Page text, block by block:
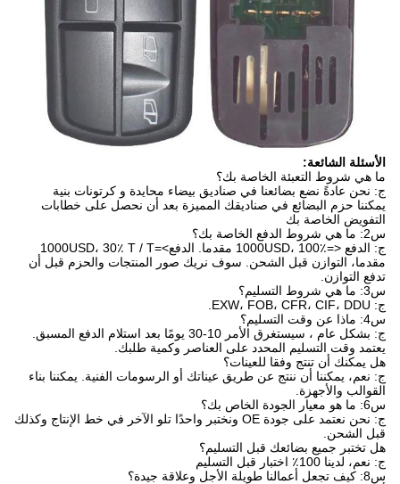
الأسئلة الشائعة:
ما هي شروط التعبئة الخاصة بك؟
ج: نحن عادةً نضع بضائعنا في صناديق بيضاء محايدة و كرتونات بنية
يمكننا حزم البضائع في صناديقك المميزة بعد أن نحصل على خطابات
التفويض الخاصة بك
س2: ما هي شروط الدفع الخاصة بك؟
ج: الدفع <=1000USD، 100٪ مقدما. الدفع>=1000USD، 30٪ T / T
مقدما، التوازن قبل الشحن. سوف نريك صور المنتجات والحزم قبل أن
تدفع التوازن.
س3: ما هي شروط التسليم؟
ج: EXW، FOB، CFR، CIF، DDU.
س4: ماذا عن وقت التسليم؟
ج: بشكل عام ، سيستغرق الأمر 10-30 يومًا بعد استلام الدفع المسبق.
يعتمد وقت التسليم المحدد على العناصر وكمية طلبك.
هل يمكنك أن تنتج وفقا للعينات؟
ج: نعم، يمكننا أن ننتج عن طريق عيناتك أو الرسومات الفنية. يمكننا بناء
القوالب والأجهزة.
س6: ما هو معيار الجودة الخاص بك؟
ج: نحن نعتمد على جودة OE ونختبر واحدًا تلو الآخر في خط الإنتاج وكذلك
قبل الشحن.
هل تختبر جميع بضائعك قبل التسليم؟
ج: نعم، لدينا 100٪ اختبار قبل التسليم
س8: كيف تجعل أعمالنا طويلة الأجل وعلاقة جيدة؟